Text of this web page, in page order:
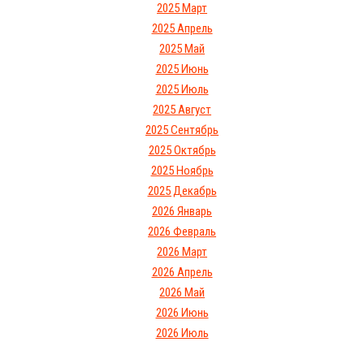
2025 Март
2025 Апрель
2025 Май
2025 Июнь
2025 Июль
2025 Август
2025 Сентябрь
2025 Октябрь
2025 Ноябрь
2025 Декабрь
2026 Январь
2026 Февраль
2026 Март
2026 Апрель
2026 Май
2026 Июнь
2026 Июль